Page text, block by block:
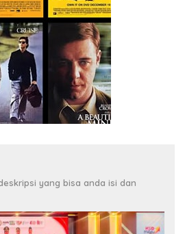
yang bisa anda isi dan